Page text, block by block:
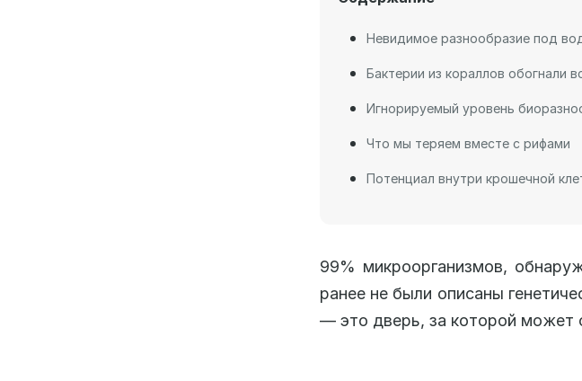
Невидимое разнообразие под
Бактерии из кораллов обогнали
Игнорируемый уровень
Что мы теряем вместе с рифами
Потенциал внутри крошечной
99% микроорганизмов,
ранее не были описаны
— это дверь, за которой может